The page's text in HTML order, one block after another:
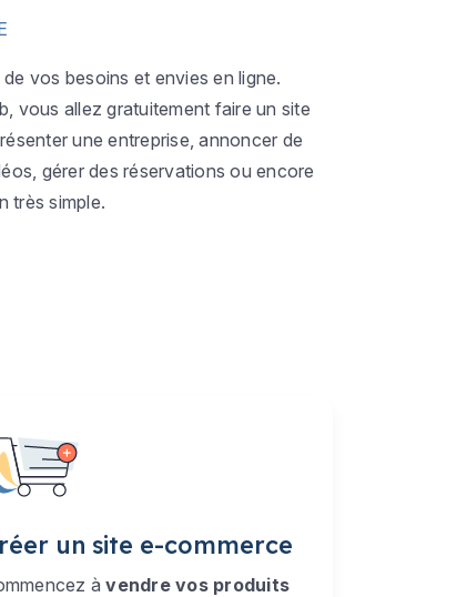
vos besoins et envies en ligne.
vous allez gratuitement faire un site
une entreprise, annoncer de
gérer des réservations ou encore
très simple.
un site e-commerce
àvendre vos produits